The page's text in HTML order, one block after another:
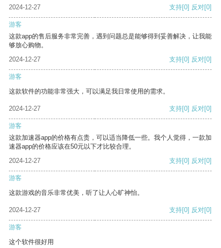
2024-12-27 支持[0] 反对[0]
游客
这款app的售后服务非常完善，遇到问题总是能够得到妥善解决，让我能
够放心购物。
2024-12-27
支持[0] 反对[0]
游客
这款软件的功能非常强大，可以满足我日常使用的需求。
2024-12-27 支持[0] 反对[0]
游客
这款加速器app的价格有点贵，可以适当降低一些。我个人觉得，一款加
速器app的价格应该在50元以下才比较合理。
2024-12-27
支持[0] 反对[0]
游客
这款游戏的音乐非常优美，听了让人心旷神怡。
2024-12-27 支持[0] 反对[0]
游客
这个软件很好用